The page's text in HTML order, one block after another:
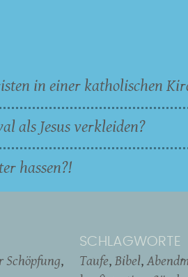
in einer katholischen
als Jesus verkleiden?
hassen?!
Schöpfung
SCHLAGWORTE
Taufe Bibel